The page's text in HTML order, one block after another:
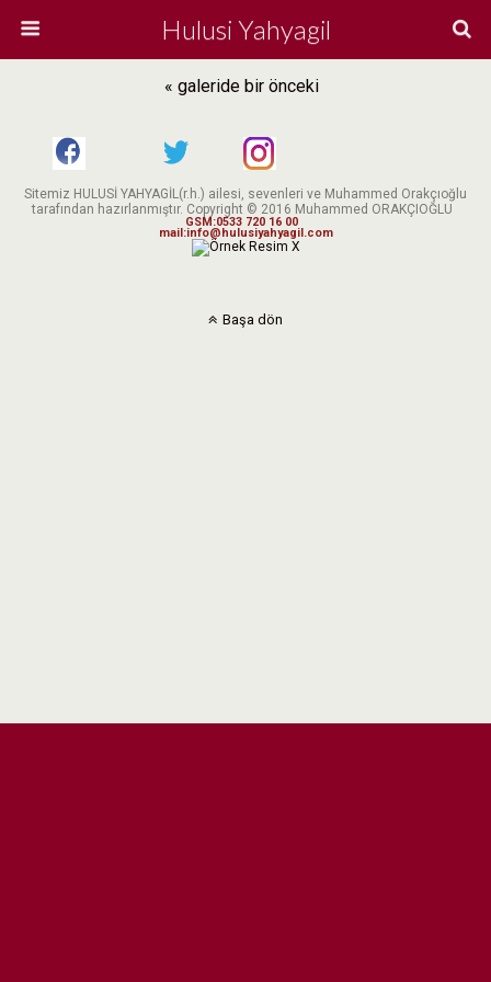
Hulusi Yahyagil
« galeride bir önceki
Sitemiz HULUSİ YAHYAGİL(r.h.) ailesi, sevenleri ve Muhammed Orakçıoğlu
tarafından hazırlanmıştır. Copyright © 2016 Muhammed ORAKÇIOĞLU
GSM:0533 720 16 00
mail:info@hulusiyahyagil.com
X
Başa dön